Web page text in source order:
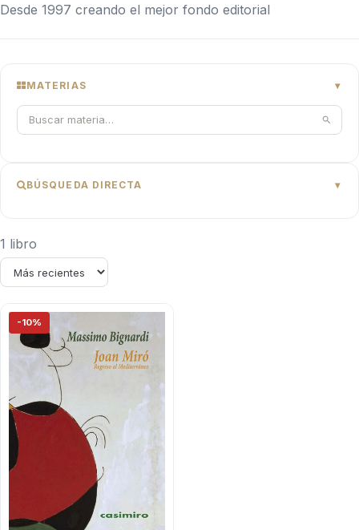
Desde 1997 creando el mejor fondo editorial
MATERIAS
BÚSQUEDA DIRECTA
1 libro
-10%